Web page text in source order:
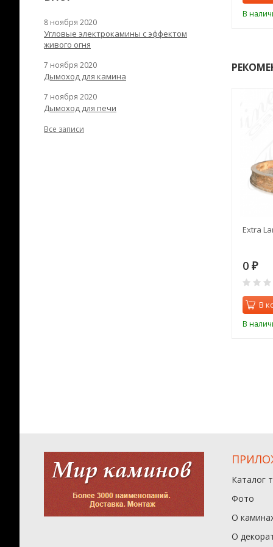
В
Extra
0 ₽
В
В
8 ноября 2020
Угловые электрокамины с эффектом
живого огня
7 ноября 2020
Дымоход для камина
7 ноября 2020
Дымоход для печи
Все записи
Каталог
Фото
О
О